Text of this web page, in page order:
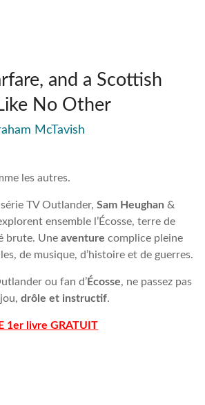
and a Scottish
No Other
McTavish
les autres.
série TV Outlander,Sam Heughan &
ensemble l’Écosse, terre de
brute. Uneaventure complice pleine
de musique, d’histoire et de guerres.
ou fan d’Écosse, ne passez pas
drôle et instructif.
1er livre GRATUIT